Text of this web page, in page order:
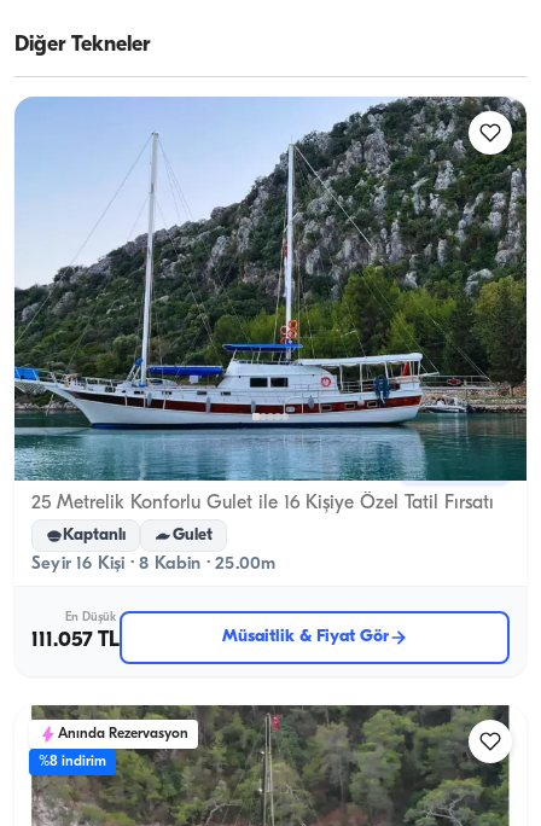
Diğer Tekneler
Fethiye, Muğla Yeni tekne
25 Metrelik Konforlu Gulet ile 16 Kişiye Özel Tatil Fırsatı
Kaptanlı Gulet
Seyir 16 Kişi · 8 Kabin · 25.00m
En Düşük
111.057 TL Müsaitlik & Fiyat Gör
Anında Rezervasyon
%8 indirim